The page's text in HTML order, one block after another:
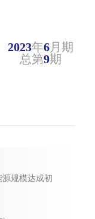
2023年6月期
总第9期
规模达成初